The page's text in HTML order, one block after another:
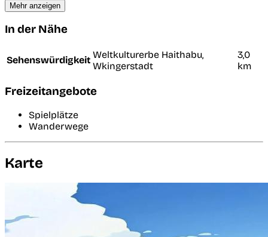
Mehr anzeigen
In der Nähe
Sehenswürdigkeit Weltkulturerbe Haithabu,
Wkingerstadt
3,0
km
Freizeitangebote
Spielplätze
Wanderwege
Karte